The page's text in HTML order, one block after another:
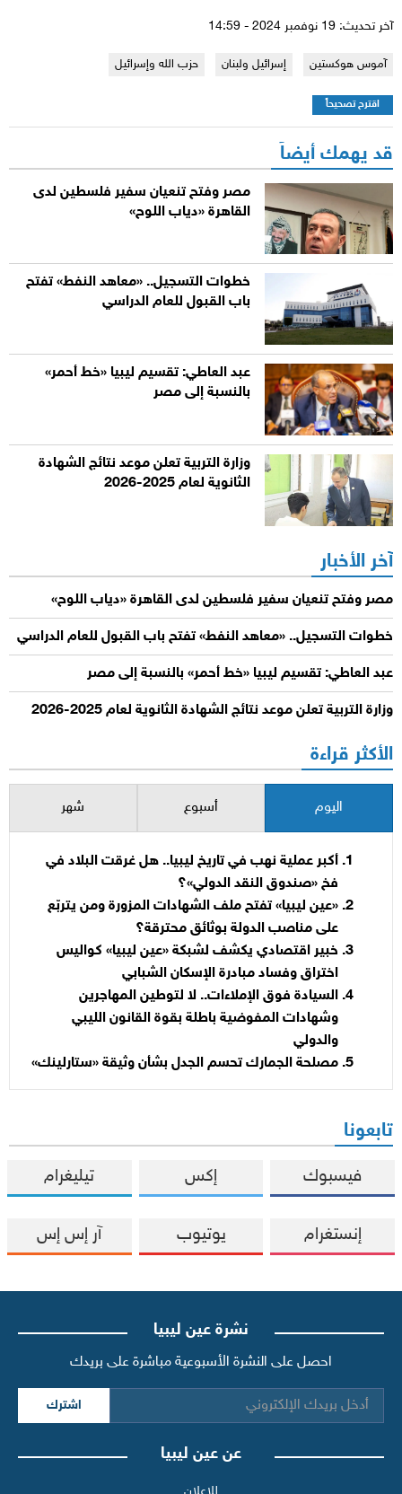
آخر تحديث: 19 نوفمبر 2024 - 14:59
آموس هوكستين إسرائيل ولبنان حزب الله وإسرائيل
اقترح تصحيحاً
قد يهمك أيضاً
مصر وفتح تنعيان سفير فلسطين لدى
القاهرة «دياب اللوح»
خطوات التسجيل.. «معاهد النفط» تفتح
باب القبول للعام الدراسي
عبد العاطي: تقسيم ليبيا «خط أحمر»
بالنسبة إلى مصر
وزارة التربية تعلن موعد نتائج الشهادة
الثانوية لعام 2025-2026
آخر الأخبار
مصر وفتح تنعيان سفير فلسطين لدى القاهرة «دياب اللوح»
خطوات التسجيل.. «معاهد النفط» تفتح باب القبول للعام الدراسي
عبد العاطي: تقسيم ليبيا «خط أحمر» بالنسبة إلى مصر
وزارة التربية تعلن موعد نتائج الشهادة الثانوية لعام 2025-2026
الأكثر قراءة
اليوم أسبوع شهر
أكبر عملية نهب في تاريخ ليبيا.. هل غرقت البلاد في
فخ «صندوق النقد الدولي»؟
«عين ليبيا» تفتح ملف الشهادات المزورة ومن يتربّع
على مناصب الدولة بوثائق محترقة؟
خبير اقتصادي يكشف لشبكة «عين ليبيا» كواليس
اختراق وفساد مبادرة الإسكان الشبابي
السيادة فوق الإملاءات.. لا لتوطين المهاجرين
وشهادات المفوضية باطلة بقوة القانون الليبي
والدولي
مصلحة الجمارك تحسم الجدل بشأن وثيقة «ستارلينك»
تابعونا
فيسبوك إكس تيليغرام
إنستغرام يوتيوب آر إس إس
نشرة عين ليبيا
احصل على النشرة الأسبوعية مباشرة على بريدك
اشترك
عن عين ليبيا